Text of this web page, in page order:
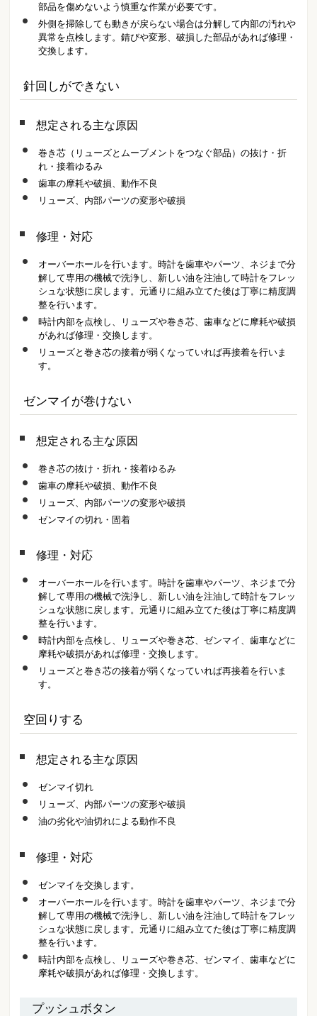
部品を傷めないよう慎重な作業が必要です。
外側を掃除しても動きが戻らない場合は分解して内部の汚れや
異常を点検します。錆びや変形、破損した部品があれば修理・
交換します。
針回しができない
想定される主な原因
巻き芯（リューズとムーブメントをつなぐ部品）の抜け・折
れ・接着ゆるみ
歯車の摩耗や破損、動作不良
リューズ、内部パーツの変形や破損
修理・対応
オーバーホールを行います。時計を歯車やパーツ、ネジまで分
解して専用の機械で洗浄し、新しい油を注油して時計をフレッ
シュな状態に戻します。元通りに組み立てた後は丁寧に精度調
整を行います。
時計内部を点検し、リューズや巻き芯、歯車などに摩耗や破損
があれば修理・交換します。
リューズと巻き芯の接着が弱くなっていれば再接着を行いま
す。
ゼンマイが巻けない
想定される主な原因
巻き芯の抜け・折れ・接着ゆるみ
歯車の摩耗や破損、動作不良
リューズ、内部パーツの変形や破損
ゼンマイの切れ・固着
修理・対応
オーバーホールを行います。時計を歯車やパーツ、ネジまで分
解して専用の機械で洗浄し、新しい油を注油して時計をフレッ
シュな状態に戻します。元通りに組み立てた後は丁寧に精度調
整を行います。
時計内部を点検し、リューズや巻き芯、ゼンマイ、歯車などに
摩耗や破損があれば修理・交換します。
リューズと巻き芯の接着が弱くなっていれば再接着を行いま
す。
空回りする
想定される主な原因
ゼンマイ切れ
リューズ、内部パーツの変形や破損
油の劣化や油切れによる動作不良
修理・対応
ゼンマイを交換します。
オーバーホールを行います。時計を歯車やパーツ、ネジまで分
解して専用の機械で洗浄し、新しい油を注油して時計をフレッ
シュな状態に戻します。元通りに組み立てた後は丁寧に精度調
整を行います。
時計内部を点検し、リューズや巻き芯、ゼンマイ、歯車などに
摩耗や破損があれば修理・交換します。
プッシュボタン